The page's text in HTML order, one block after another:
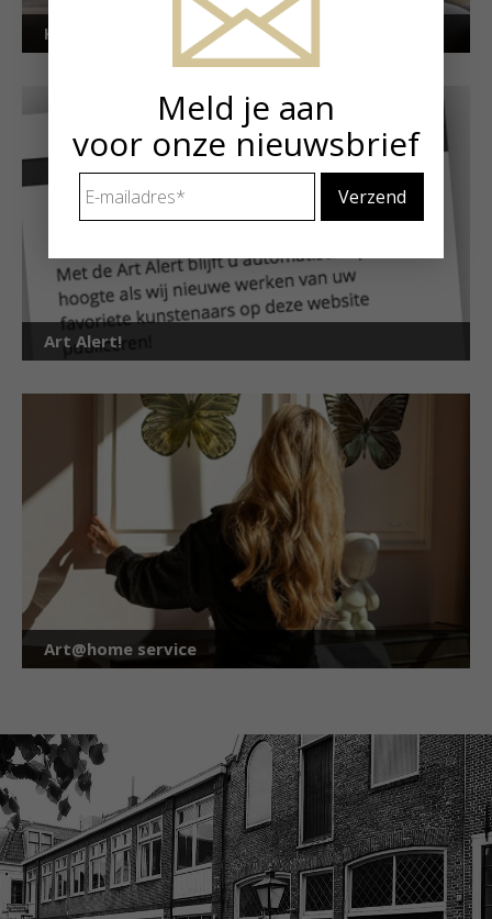
Kunstuitleen voor particulieren
Art Alert!
Art@home service
Meld je aan
voor onze nieuwsbrief
mailadres *